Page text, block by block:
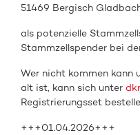
51469 Bergisch
als potenzielle
Stammzellspender bei de
Wer nicht kommen kann
alt ist, kann sich unter
Registrierungsset
+++01.04.2026+++